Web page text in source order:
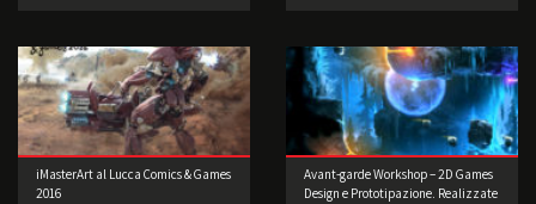
iMasterArt al Lucca Comics & Games
2016
Avant-garde Workshop – 2D Games
Design e Prototipazione. Realizzate